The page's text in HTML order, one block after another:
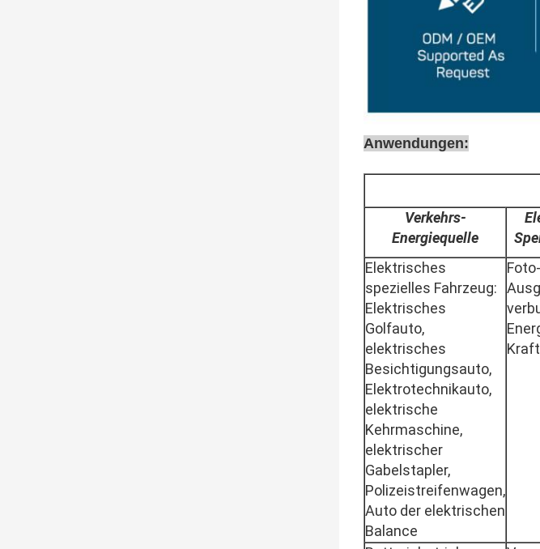
Anwendungen:
Verkehrs-
Energiequelle
Elektrisches
spezielles Fahrzeug:
Elektrisches
Golfauto,
elektrisches
Besichtigungsauto,
Elektrotechnikauto,
elektrische
Kehrmaschine,
elektrischer
Gabelstapler,
Polizeistreifenwagen,
Auto der elektrischen
Balance